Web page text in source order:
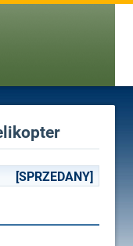
[SPRZEDANY]